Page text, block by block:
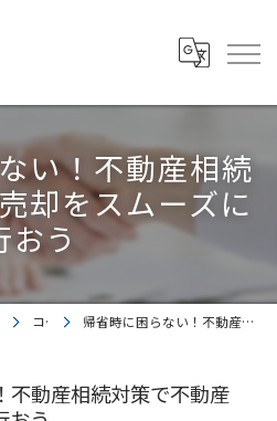
い！不動産相続
却をスムーズに
おう
コラム 帰省時に困らない！不動産相続対策で不動産売却をスムーズに行おう
不動産相続対策で不動産